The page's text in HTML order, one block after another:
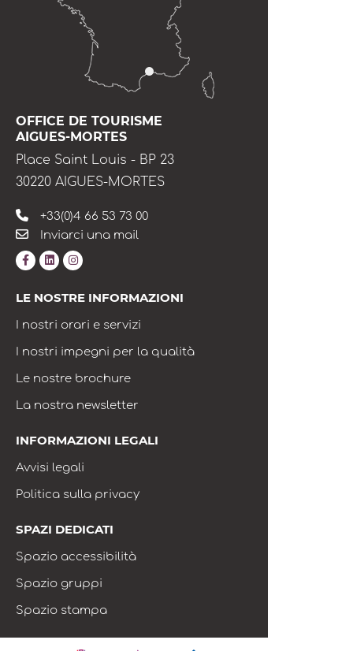
OFFICE DE TOURISME
AIGUES-MORTES
Place Saint Louis - BP 23
30220 AIGUES-MORTES
+33(0)4 66 53 73 00
Inviarci una mail
LE NOSTRE INFORMAZIONI
I nostri orari e servizi
I nostri impegni per la qualità
Le nostre brochure
La nostra newsletter
INFORMAZIONI LEGALI
Avvisi legali
Politica sulla privacy
SPAZI DEDICATI
Spazio accessibilità
Spazio gruppi
Spazio stampa